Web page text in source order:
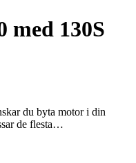
med 130S
du byta motor i din
de flesta…